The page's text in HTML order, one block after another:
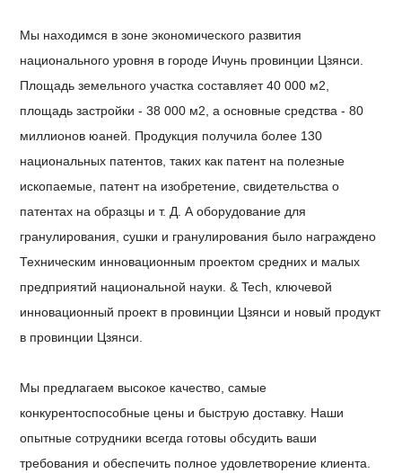
Мы находимся в зоне экономического развития
национального уровня в городе Ичунь провинции Цзянси.
Площадь земельного участка составляет 40 000 м2,
площадь застройки - 38 000 м2, а основные средства - 80
миллионов юаней. Продукция получила более 130
национальных патентов, таких как патент на полезные
ископаемые, патент на изобретение, свидетельства о
патентах на образцы и т. Д. А оборудование для
гранулирования, сушки и гранулирования было награждено
Техническим инновационным проектом средних и малых
предприятий национальной науки. & Tech, ключевой
инновационный проект в провинции Цзянси и новый продукт
в провинции Цзянси.
Мы предлагаем высокое качество, самые
конкурентоспособные цены и быструю доставку. Наши
опытные сотрудники всегда готовы обсудить ваши
требования и обеспечить полное удовлетворение клиента.